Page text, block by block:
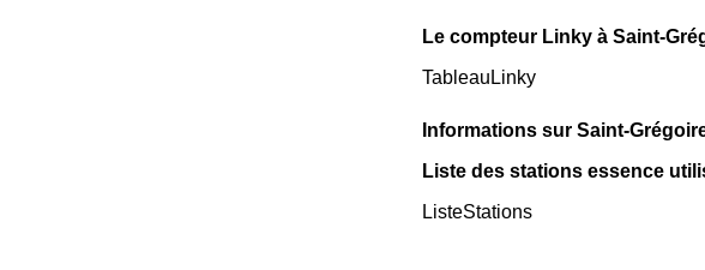
Le compteur Linky à Saint-
TableauLinky
Informations sur Saint-
Liste des stations essence
ListeStations